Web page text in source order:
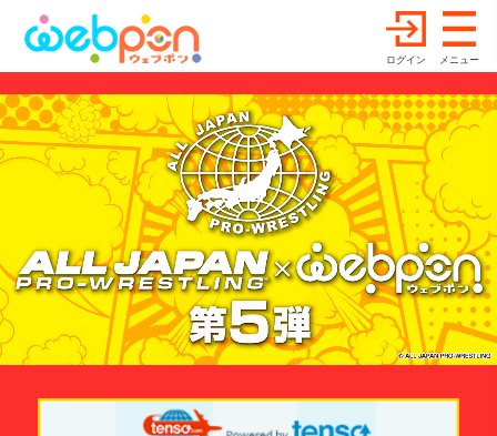
ログイン メニュー